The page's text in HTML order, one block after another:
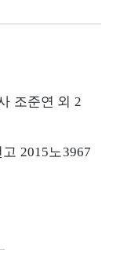
조준연 외 2
2015노3967